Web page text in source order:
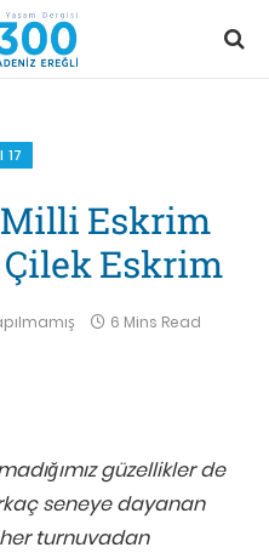
17
Eskrim
Çilek Eskrim
6 Mins Read
güzellikler de
seneye dayanan
turnuvadan